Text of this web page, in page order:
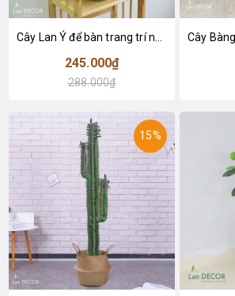
Cây Lan Ý để bàn trang trí nhà sang trọng (55cm) - LC2925-1
245.000₫
288.000₫
15%